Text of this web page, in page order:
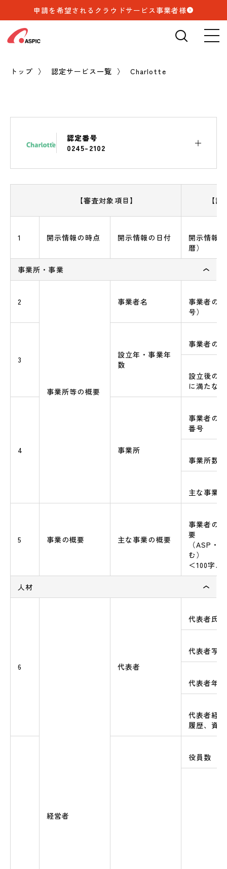
申請を希望されるクラウドサービス事業者様
🔍
検索
トップ 認定サービス一覧 Charlotte
認定番号
0245-2102
【審査対象項目】 【
1 開示情報の時点 開示情報の日付
開示情報
暦）
事業所・事業
2
事業所等の概要
事業者名
事業者の
号）
3
設立年・事業年
数
事業者の
設立後の
に満たな
4 事業所
事業者の
番号
事業所数
主な事業
5 事業の概要 主な事業の概要
事業者の
要
（ASP・
む）
＜100字以
人材
6
経営者
代表者
代表者氏名
代表者写真
代表者年齢
代表者経
履歴、資
役員数